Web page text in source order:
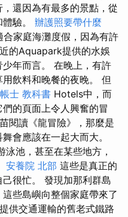
還因為有最多的景點，從
驗。 辦護照要帶什麼
家庭海灘度假，因為有許
的Aquapark提供的水娛
年而言。 在晚上，有許
飲料和晚餐的夜晚。 但
士 教科書 Hotels中，而
的頁面上令人興奮的冒
閱讀《龍冒險》，那麼是
會應該在一起大而大。
泳池，甚至在某些地方，
安養院 北部 這些是真正的
很忙。 發現加那利群島
些島嶼向整個家庭帶來了
提供交通運輸的舊老式鐵路